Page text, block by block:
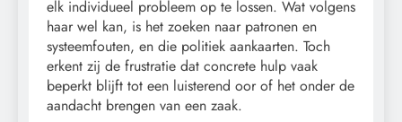
elk individueel probleem op te lossen. Wat volgens
haar wel kan, is het zoeken naar patronen en
systeemfouten, en die politiek aankaarten. Toch
erkent zij de frustratie dat concrete hulp vaak
beperkt blijft tot een luisterend oor of het onder de
aandacht brengen van een zaak.